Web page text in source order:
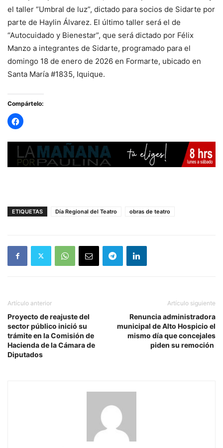
el taller “Umbral de luz”, dictado para socios de Sidarte por
parte de Haylin Álvarez. El último taller será el de
“Autocuidado y Bienestar”, que será dictado por Félix
Manzo a integrantes de Sidarte, programado para el
domingo 18 de enero de 2026 en Formarte, ubicado en
Santa María #1835, Iquique.
Compártelo:
ETIQUETAS Día Regional del Teatro obras de teatro
Artículo anterior
Proyecto de reajuste del
sector público inició su
trámite en la Comisión de
Hacienda de la Cámara de
Diputados
Artículo siguiente
Renuncia administradora
municipal de Alto Hospicio el
mismo día que concejales
piden su remoción